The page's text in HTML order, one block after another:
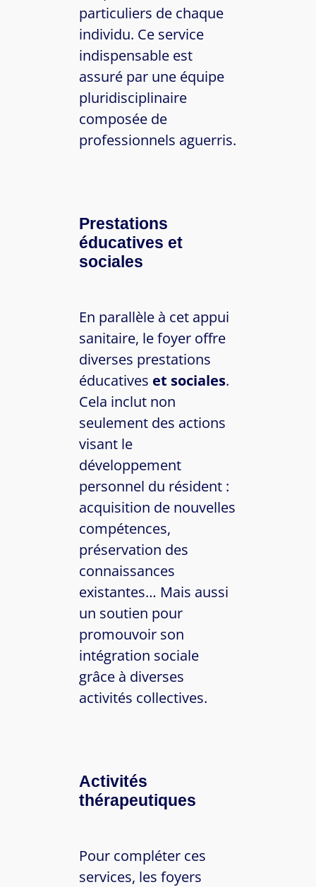
particuliers de chaque
individu. Ce service
indispensable est
assuré par une équipe
pluridisciplinaire
composée de
professionnels aguerris.
Prestations
éducatives et
sociales
En parallèle à cet appui
sanitaire, le foyer offre
diverses prestations
éducatives et sociales.
Cela inclut non
seulement des actions
visant le
développement
personnel du résident :
acquisition de nouvelles
compétences,
préservation des
connaissances
existantes… Mais aussi
un soutien pour
promouvoir son
intégration sociale
grâce à diverses
activités collectives.
Activités
thérapeutiques
Pour compléter ces
services, les foyers